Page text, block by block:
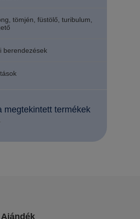
tömjén, füstölő, turibulum,
berendezések
megtekintett termékek
Ajándék